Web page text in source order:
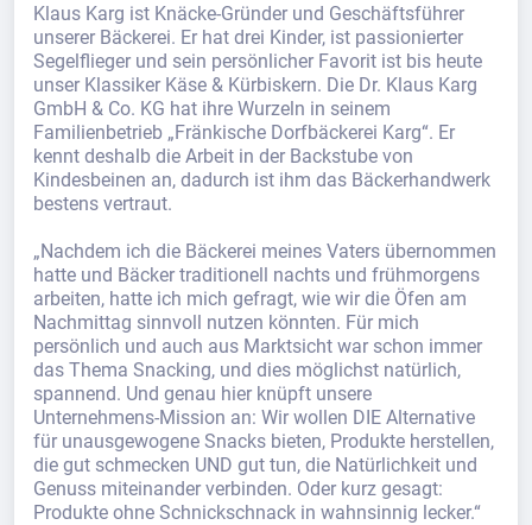
Klaus Karg ist Knäcke-Gründer und Geschäftsführer
unserer Bäckerei. Er hat drei Kinder, ist passionierter
Segelflieger und sein persönlicher Favorit ist bis heute
unser Klassiker Käse & Kürbiskern. Die Dr. Klaus Karg
GmbH & Co. KG hat ihre Wurzeln in seinem
Familienbetrieb „Fränkische Dorfbäckerei Karg“. Er
kennt deshalb die Arbeit in der Backstube von
Kindesbeinen an, dadurch ist ihm das Bäckerhandwerk
bestens vertraut.
„Nachdem ich die Bäckerei meines Vaters übernommen
hatte und Bäcker traditionell nachts und frühmorgens
arbeiten, hatte ich mich gefragt, wie wir die Öfen am
Nachmittag sinnvoll nutzen könnten. Für mich
persönlich und auch aus Marktsicht war schon immer
das Thema Snacking, und dies möglichst natürlich,
spannend. Und genau hier knüpft unsere
Unternehmens-Mission an: Wir wollen DIE Alternative
für unausgewogene Snacks bieten, Produkte herstellen,
die gut schmecken UND gut tun, die Natürlichkeit und
Genuss miteinander verbinden. Oder kurz gesagt:
Produkte ohne Schnickschnack in wahnsinnig lecker.“